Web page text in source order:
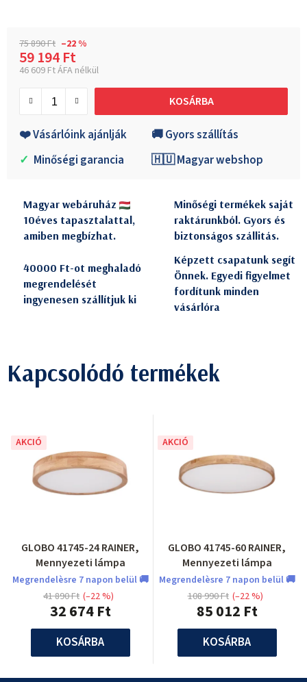
75 890 Ft –22 %
59 194 Ft
46 609 Ft ÁFA nélkül
KOSÁRBA
❤️ Vásárlóink ajánlják
🚚 Gyors szállítás
✓ Minőségi garancia 🇭🇺 Magyar webshop
Magyar webáruház
10éves tapasztalattal,
amiben megbízhat.
Minőségi termékek saját
raktárunkból. Gyors és
biztonságos szállitás.
40000 Ft-ot meghaladó
megrendelését
ingyenesen szállítjuk ki
Képzett csapatunk segít
Önnek. Egyedi figyelmet
fordítunk minden
vásárlóra
Kapcsolódó termékek
AKCIÓ
GLOBO 41745-24 RAINER,
Mennyezeti lámpa
Megrendelèsre 7 napon belül 🚚
32 674 Ft
41 890 Ft (–22 %)
KOSÁRBA
AKCIÓ
GLOBO 41745-60 RAINER,
Mennyezeti lámpa
Megrendelèsre 7 napon belül 🚚
85 012 Ft
108 990 Ft (–22 %)
KOSÁRBA